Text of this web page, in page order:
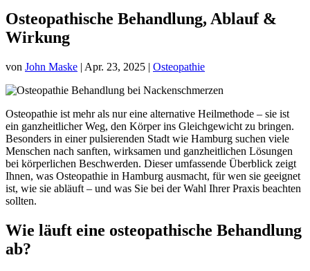
Osteopathische Behandlung, Ablauf &
Wirkung
von John Maske | Apr. 23, 2025 | Osteopathie
Osteopathie ist mehr als nur eine alternative Heilmethode – sie ist
ein ganzheitlicher Weg, den Körper ins Gleichgewicht zu bringen.
Besonders in einer pulsierenden Stadt wie Hamburg suchen viele
Menschen nach sanften, wirksamen und ganzheitlichen Lösungen
bei körperlichen Beschwerden. Dieser umfassende Überblick zeigt
Ihnen, was Osteopathie in Hamburg ausmacht, für wen sie geeignet
ist, wie sie abläuft – und was Sie bei der Wahl Ihrer Praxis beachten
sollten.
Wie läuft eine osteopathische Behandlung
ab?